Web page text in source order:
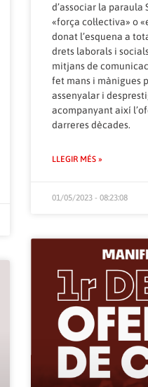
d’associar la paraula
«força col·lectiva» o
donat l’esquena a
drets laborals i
mitjans de
fet mans i mànigues
assenyalar i
acompanyant així
darreres dècades.
LLEGIR MÉS »
01/05/2023 - 08:23:08